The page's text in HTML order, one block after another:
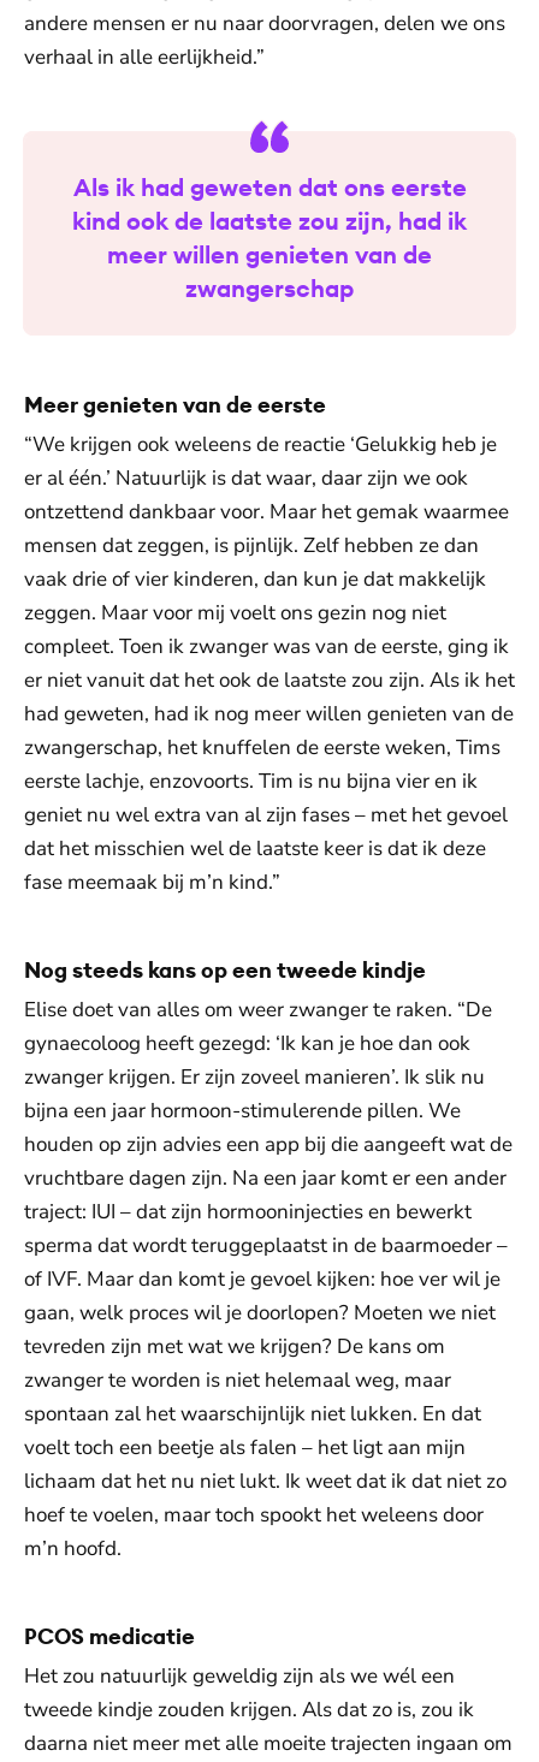
andere mensen er nu naar doorvragen, delen we ons
verhaal in alle eerlijkheid.”
Als ik had geweten dat ons eerste
kind ook de laatste zou zijn, had ik
meer willen genieten van de
zwangerschap
Meer genieten van de eerste
“We krijgen ook weleens de reactie ‘Gelukkig heb je
er al één.’ Natuurlijk is dat waar, daar zijn we ook
ontzettend dankbaar voor. Maar het gemak waarmee
mensen dat zeggen, is pijnlijk. Zelf hebben ze dan
vaak drie of vier kinderen, dan kun je dat makkelijk
zeggen. Maar voor mij voelt ons gezin nog niet
compleet. Toen ik zwanger was van de eerste, ging ik
er niet vanuit dat het ook de laatste zou zijn. Als ik het
had geweten, had ik nog meer willen genieten van de
zwangerschap, het knuffelen de eerste weken, Tims
eerste lachje, enzovoorts. Tim is nu bijna vier en ik
geniet nu wel extra van al zijn fases – met het gevoel
dat het misschien wel de laatste keer is dat ik deze
fase meemaak bij m’n kind.”
Nog steeds kans op een tweede kindje
Elise doet van alles om weer zwanger te raken. “De
gynaecoloog heeft gezegd: ‘Ik kan je hoe dan ook
zwanger krijgen. Er zijn zoveel manieren’. Ik slik nu
bijna een jaar hormoon-stimulerende pillen. We
houden op zijn advies een app bij die aangeeft wat de
vruchtbare dagen zijn. Na een jaar komt er een ander
traject: IUI – dat zijn hormooninjecties en bewerkt
sperma dat wordt teruggeplaatst in de baarmoeder –
of IVF. Maar dan komt je gevoel kijken: hoe ver wil je
gaan, welk proces wil je doorlopen? Moeten we niet
tevreden zijn met wat we krijgen? De kans om
zwanger te worden is niet helemaal weg, maar
spontaan zal het waarschijnlijk niet lukken. En dat
voelt toch een beetje als falen – het ligt aan mijn
lichaam dat het nu niet lukt. Ik weet dat ik dat niet zo
hoef te voelen, maar toch spookt het weleens door
m’n hoofd.
PCOS medicatie
Het zou natuurlijk geweldig zijn als we wél een
tweede kindje zouden krijgen. Als dat zo is, zou ik
daarna niet meer met alle moeite trajecten ingaan om